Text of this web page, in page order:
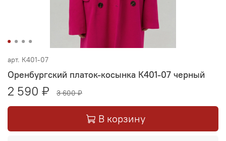
арт. К401-07
Оренбургский платок-косынка К401-07 черный
2 590 ₽ 3 600 ₽
В корзину